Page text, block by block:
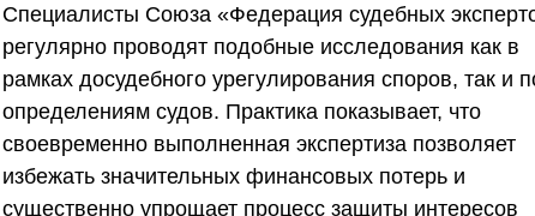
Специалисты Союза «Федерация судебных
регулярно проводят подобные исследования как в
рамках досудебного урегулирования споров, так и
определениям судов. Практика показывает, что
своевременно выполненная экспертиза позволяет
избежать значительных финансовых потерь и
существенно упрощает процесс защиты интересов